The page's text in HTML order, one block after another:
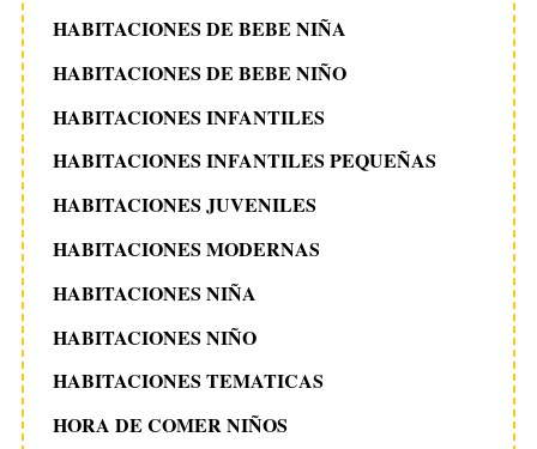
HABITACIONES DE BEBE NIÑA
HABITACIONES DE BEBE NIÑO
HABITACIONES INFANTILES
HABITACIONES INFANTILES PEQUEÑAS
HABITACIONES JUVENILES
HABITACIONES MODERNAS
HABITACIONES NIÑA
HABITACIONES NIÑO
HABITACIONES TEMATICAS
HORA DE COMER NIÑOS